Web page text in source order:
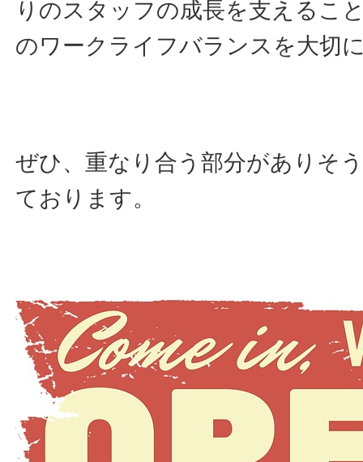
りのスタッフの成長を支えるこ
のワークライフバランスを大切
ぜひ、重なり合う部分がありそ
ております。